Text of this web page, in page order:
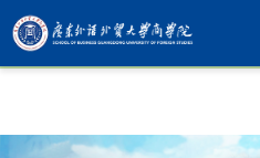
365英国上市公司(集